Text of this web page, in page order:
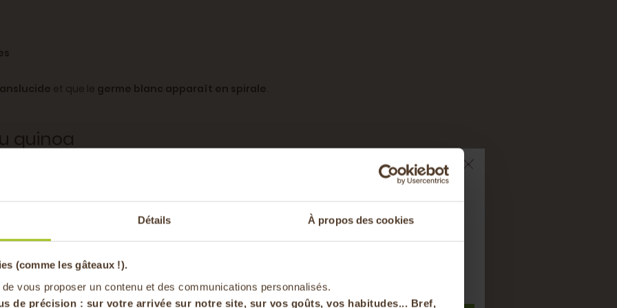
Détails À propos des cookies
(comme les gâteaux !).
vous proposer un contenu et des communications personnalisés.
de précision : sur votre arrivée sur notre site, sur vos goûts, vos habitudes... Bref,
et que le germe blanc apparaît en spirale.
quinoa
œufs durs…
boulgour
épices
Découvrez notre guide pratique : Équivalences cru-cuit pour bien doser les céréales
-20% offerts sur votre
panier
en vous inscrivant à notre newsletter